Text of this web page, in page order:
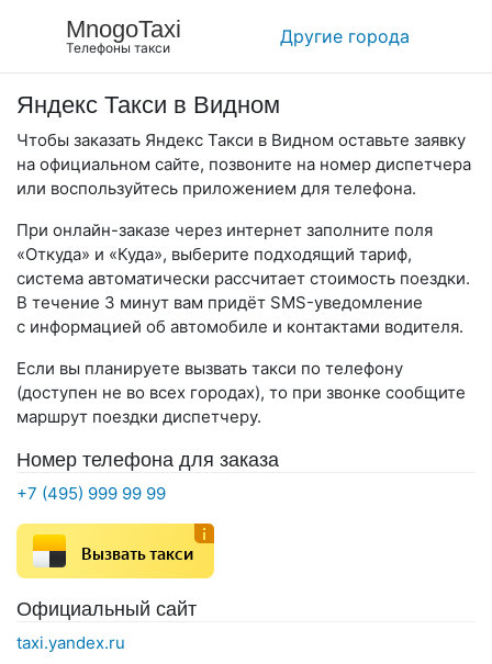
MnogoTaxi
Телефоны такси
Другие города
Яндекс Такси в Видном
Чтобы заказать Яндекс Такси в Видном оставьте заявку
на официальном сайте, позвоните на номер диспетчера
или воспользуйтесь приложением для телефона.
При онлайн-заказе через интернет заполните поля
«Откуда» и «Куда», выберите подходящий тариф,
система автоматически рассчитает стоимость поездки.
В течение 3 минут вам придёт SMS-уведомление
с информацией об автомобиле и контактами водителя.
Если вы планируете вызвать такси по телефону
(доступен не во всех городах), то при звонке сообщите
маршрут поездки диспетчеру.
Номер телефона для заказа
+7 (495) 999 99 99
Вызвать такси
Официальный сайт
taxi.yandex.ru